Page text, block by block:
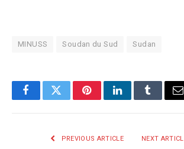
MINUSS Soudan du Sud Sudan
FacebookTwitterPinterestLinkedInTumblr
PREVIOUS ARTICLE NEXT